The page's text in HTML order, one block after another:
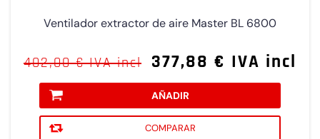
Ventilador extractor de aire Master BL 6800
402,00 € IVA incl 377,88 € IVA incl
AÑADIR
COMPARAR